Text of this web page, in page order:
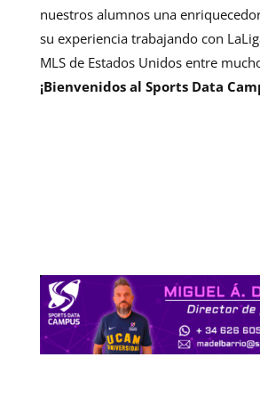
nuestros alumnos una
su experiencia trabajando con
MLS de Estados Unidos entre
¡Bienvenidos al Sports Data